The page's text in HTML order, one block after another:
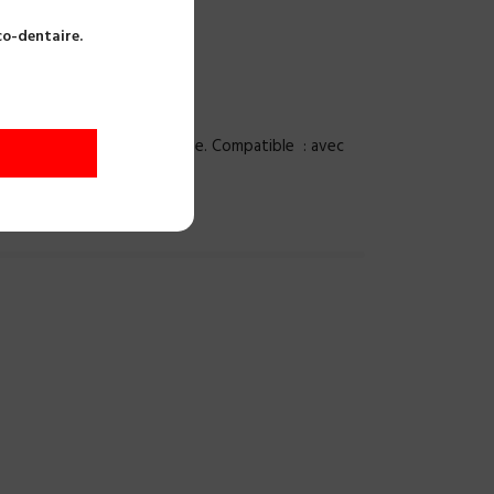
dentaire.
ou pas de fibre optique. Compatible : avec